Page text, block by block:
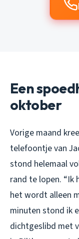
Een
oktober
Vorige maand
telefoontje van
stond helemaal
rand te lopen. “Ik
het wordt alleen
minuten stond ik
dichtgeslibd met